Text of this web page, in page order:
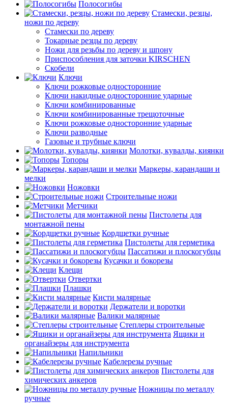
Полосогибы
Стамески, резцы,
ножи по дереву
Стамески по дереву
Токарные резцы по дереву
Ножи для резьбы по дереву и шпону
Приспособления для заточки KIRSCHEN
Скобели
Ключи
Ключи рожковые односторонние
Ключи накидные односторонние ударные
Ключи комбинированные
Ключи комбинированные трещоточные
Ключи рожковые односторонние ударные
Ключи разводные
Газовые и трубные ключи
Молотки, кувалды, киянки
Топоры
Маркеры, карандаши и
мелки
Ножовки
Строительные ножи
Метчики
Пистолеты для
монтажной пены
Кордщетки ручные
Пистолеты для герметика
Пассатижи и плоскогубцы
Кусачки и бокорезы
Клещи
Отвертки
Плашки
Кисти малярные
Держатели и воротки
Валики малярные
Степлеры строительные
Ящики и
органайзеры для инструмента
Напильники
Кабелерезы ручные
Пистолеты для
химических анкеров
Ножницы по металлу
ручные